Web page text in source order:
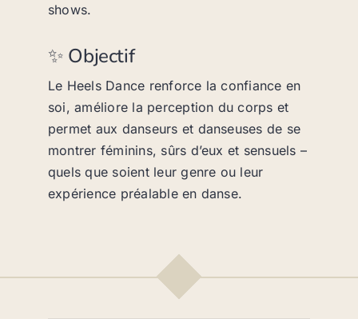
shows.
✨ Objectif
Le Heels Dance renforce la confiance en
soi, améliore la perception du corps et
permet aux danseurs et danseuses de se
montrer féminins, sûrs d’eux et sensuels –
quels que soient leur genre ou leur
expérience préalable en danse.